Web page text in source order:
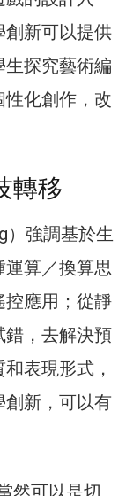
創新可以提供
探究藝術編
化創作，改
轉移
）強調基於生
算／換算思
控應用；從靜
錯，去解決預
表現形式，
創新，可以有
然可以是切